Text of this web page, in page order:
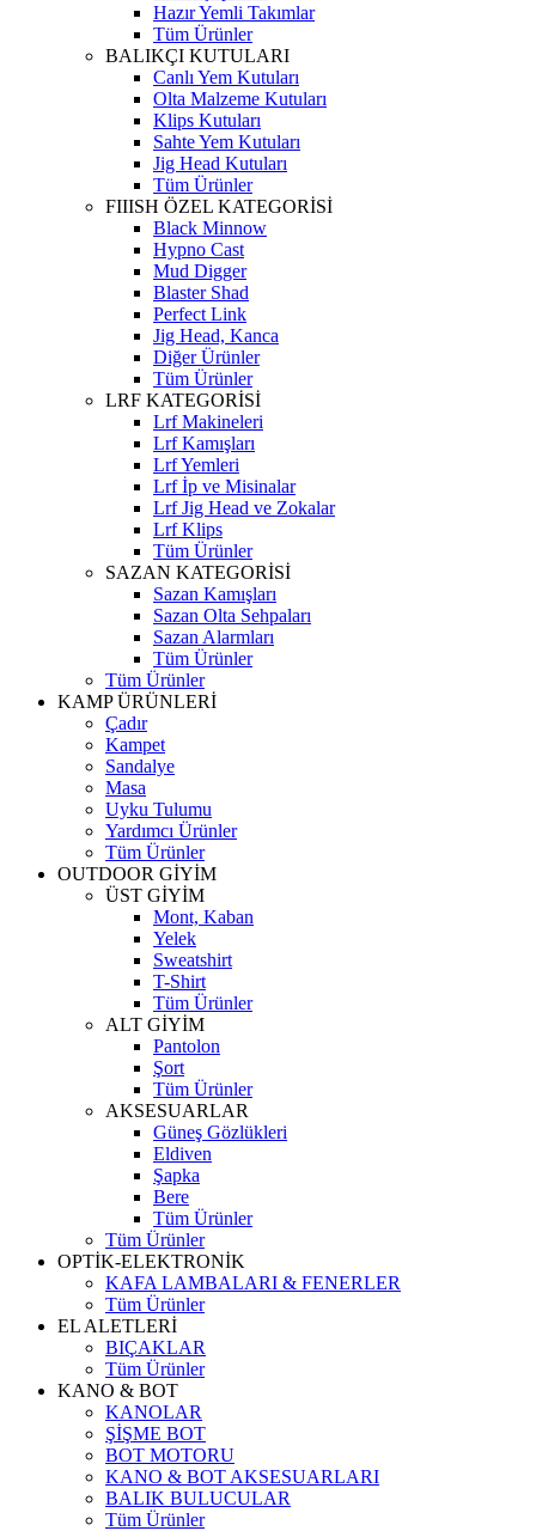
Hazır Yemli Takımlar
Tüm Ürünler
BALIKÇI KUTULARI
Canlı Yem Kutuları
Olta Malzeme Kutuları
Klips Kutuları
Sahte Yem Kutuları
Jig Head Kutuları
Tüm Ürünler
FIIISH ÖZEL KATEGORİSİ
Black Minnow
Hypno Cast
Mud Digger
Blaster Shad
Perfect Link
Jig Head, Kanca
Diğer Ürünler
Tüm Ürünler
LRF KATEGORİSİ
Lrf Makineleri
Lrf Kamışları
Lrf Yemleri
Lrf İp ve Misinalar
Lrf Jig Head ve Zokalar
Lrf Klips
Tüm Ürünler
SAZAN KATEGORİSİ
Sazan Kamışları
Sazan Olta Sehpaları
Sazan Alarmları
Tüm Ürünler
Tüm Ürünler
KAMP ÜRÜNLERİ
Çadır
Kampet
Sandalye
Masa
Uyku Tulumu
Yardımcı Ürünler
Tüm Ürünler
OUTDOOR GİYİM
ÜST GİYİM
Mont, Kaban
Yelek
Sweatshirt
T-Shirt
Tüm Ürünler
ALT GİYİM
Pantolon
Şort
Tüm Ürünler
AKSESUARLAR
Güneş Gözlükleri
Eldiven
Şapka
Bere
Tüm Ürünler
Tüm Ürünler
OPTİK-ELEKTRONİK
KAFA LAMBALARI & FENERLER
Tüm Ürünler
EL ALETLERİ
BIÇAKLAR
Tüm Ürünler
KANO & BOT
KANOLAR
ŞİŞME BOT
BOT MOTORU
KANO & BOT AKSESUARLARI
BALIK BULUCULAR
Tüm Ürünler